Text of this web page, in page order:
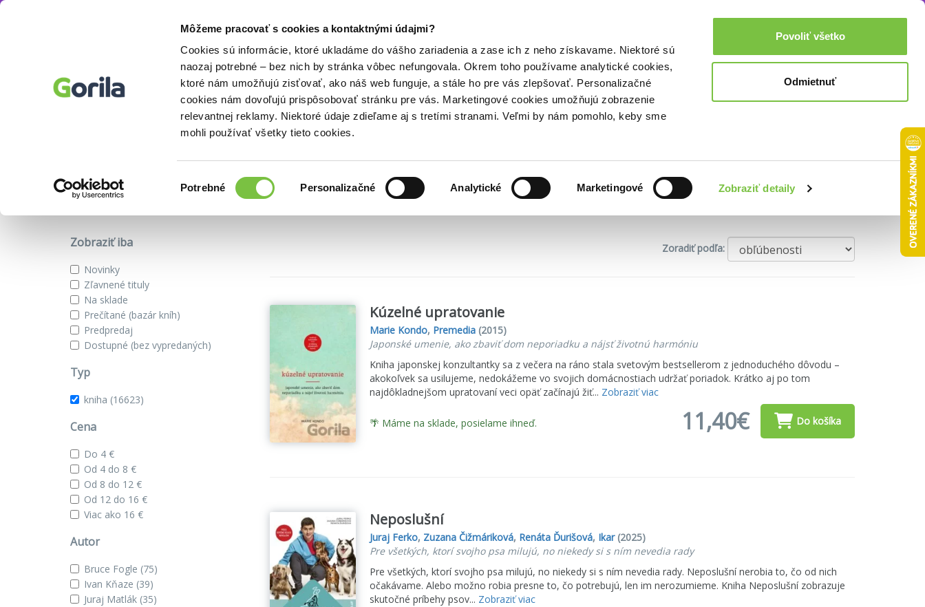
Môžeme pracovať s cookies a kontaktnými údajmi?
Cookies sú informácie, ktoré ukladáme do vášho zariadenia a zase ich z neho získavame. Niektoré sú
naozaj potrebné – bez nich by stránka vôbec nefungovala. Okrem toho používame analytické cookies,
ktoré nám umožňujú zisťovať, ako náš web funguje, a stále ho pre vás zlepšovať. Personalizačné
cookies nám dovoľujú prispôsobovať stránku pre vás. Marketingové cookies umožňujú zobrazenie
relevantnej reklamy. Niektoré údaje zdieľame aj s tretími stranami. Veľmi by nám pomohlo, keby sme
mohli používať všetky tieto cookies.
súhlasu
Potrebné Personalizačné Analytické Marketingové Zobraziť detaily
Povoliť všetko
Odmietnuť
Doplnky Prihlásenie 0,00€
Odborné a náučné Knihy o hobby Akcie a zľavy
Podkategórie
Dom, byt a záhrada Remeslá Chov zvierat Poľovníctvo
Zobraziť iba
Novinky
Zľavnené tituly
Na sklade
Prečítané (bazár kníh)
Predpredaj
Dostupné (bez vypredaných)
Typ
kniha (16623)
Cena
Do 4 €
Od 4 do 8 €
Od 8 do 12 €
Od 12 do 16 €
Viac ako 16 €
Autor
Bruce Fogle (75)
Ivan Kňaze (39)
Juraj Matlák (35)
Zoradiť podľa:
Kúzelné upratovanie
Marie Kondo, Premedia(2015)
Japonské umenie, ako zbaviť dom neporiadku a nájsť životnú harmóniu
Kniha japonskej konzultantky sa z večera na ráno stala svetovým bestsellerom z jednoduchého dôvodu –
akokoľvek sa usilujeme, nedokážeme vo svojich domácnostiach udržať poriadok. Krátko aj po tom
najdôkladnejšom upratovaní veci opäť začínajú žiť... Zobraziť viac
🌴 Máme na sklade, posielame ihneď. 11,40€ Do košíka
Neposlušní
Juraj Ferko, Zuzana Čižmáriková, Renáta Ďurišová, Ikar(2025)
Pre všetkých, ktorí svojho psa milujú, no niekedy si s ním nevedia rady
Pre všetkých, ktorí svojho psa milujú, no niekedy si s ním nevedia rady. Neposlušní nerobia to, čo od nich
očakávame. Alebo možno robia presne to, čo potrebujú, len im nerozumieme. Kniha Neposlušní zobrazuje
skutočné príbehy psov... Zobraziť viac